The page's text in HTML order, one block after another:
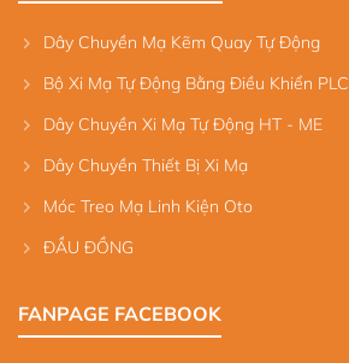
Dây Chuyền Mạ Kẽm Quay Tự Động
Bộ Xi Mạ Tự Động Bằng Điều Khiển PLC
Dây Chuyền Xi Mạ Tự Động HT - ME
Dây Chuyền Thiết Bị Xi Mạ
Móc Treo Mạ Linh Kiện Oto
ĐẦU ĐỒNG
FANPAGE FACEBOOK